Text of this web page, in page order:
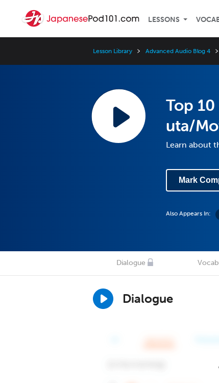
LESSONS
Lesson Library Advanced Audio Blog 4
Top
uta/
Learn about
Mark
Also Appears In:
Dialogue
Dialogue